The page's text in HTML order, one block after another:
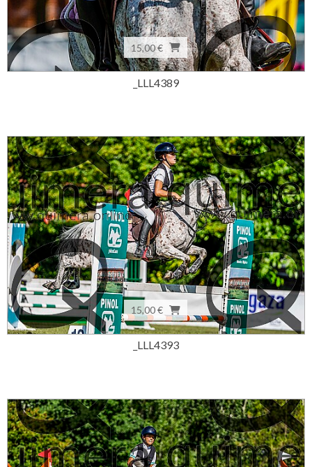
15,00 €
_LLL4389
15,00 €
_LLL4393